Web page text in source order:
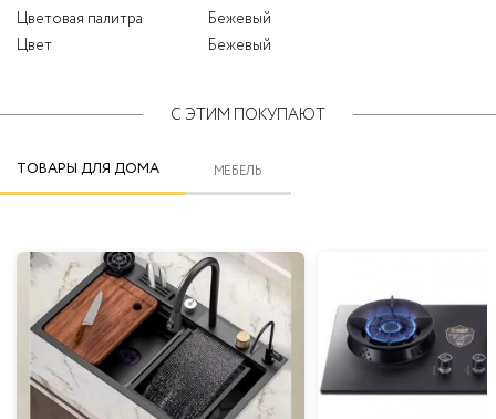
Цветовая палитра
Бежевый
Цвет
Бежевый
С ЭТИМ ПОКУПАЮТ
ТОВАРЫ ДЛЯ ДОМА МЕБЕЛЬ